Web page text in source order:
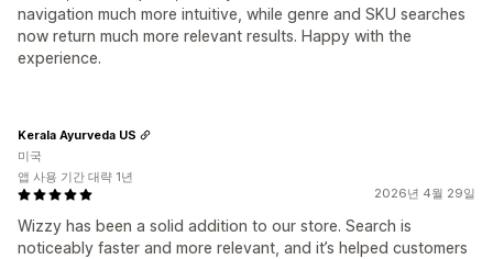
navigation much more intuitive, while genre and SKU searches
now return much more relevant results. Happy with the
experience.
2026년 4월 29일
Wizzy has been a solid addition to our store. Search is
noticeably faster and more relevant, and it’s helped customers
Kerala Ayurveda US
미국
앱 사용 기간 대략 1년